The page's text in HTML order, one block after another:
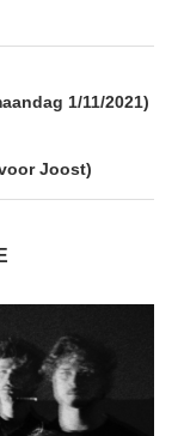
1/11/2021)
Joost)